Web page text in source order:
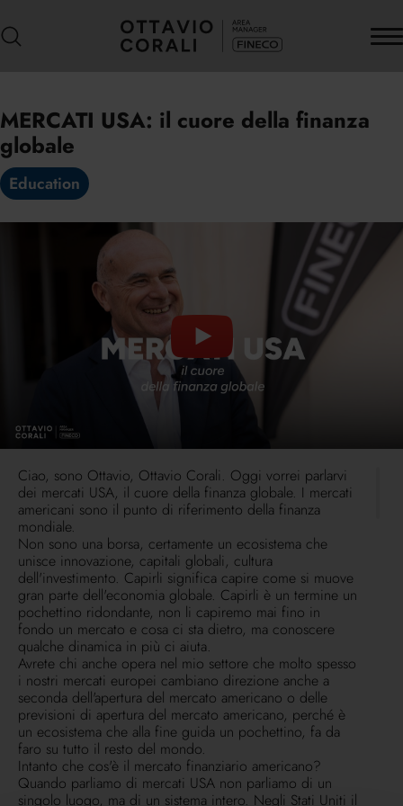
MERCATI USA: il cuore della finanza
globale
Education
Ciao, sono Ottavio, Ottavio Corali. Oggi vorrei parlarvi
dei mercati USA, il cuore della finanza globale. I mercati
americani sono il punto di riferimento della finanza
mondiale.
Non sono una borsa, certamente un ecosistema che
unisce innovazione, capitali globali, cultura
dell'investimento. Capirli significa capire come si muove
gran parte dell'economia globale. Capirli è un termine un
pochettino ridondante, non li capiremo mai fino in
fondo un mercato e cosa ci sta dietro, ma conoscere
qualche dinamica in più ci aiuta.
Avrete chi anche opera nel mio settore che molto spesso
i nostri mercati europei cambiano direzione anche a
seconda dell'apertura del mercato americano o delle
previsioni di apertura del mercato americano, perché è
un ecosistema che alla fine guida un pochettino, fa da
faro su tutto il resto del mondo.
Intanto che cos'è il mercato finanziario americano?
Quando parliamo di mercati USA non parliamo di un
singolo luogo, ma di un sistema intero. Negli Stati Uniti il